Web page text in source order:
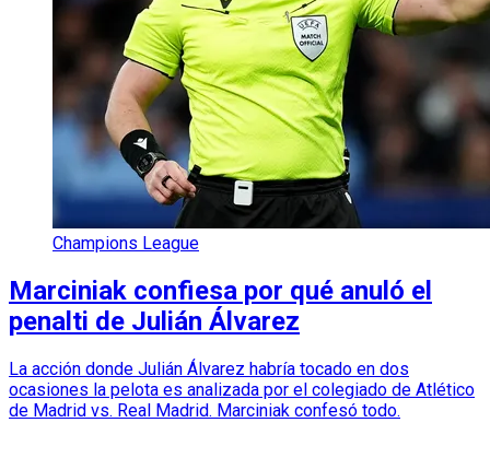
Champions League
Marciniak confiesa por qué anuló el
penalti de Julián Álvarez
La acción donde Julián Álvarez habría tocado en dos
ocasiones la pelota es analizada por el colegiado de Atlético
de Madrid vs. Real Madrid. Marciniak confesó todo.